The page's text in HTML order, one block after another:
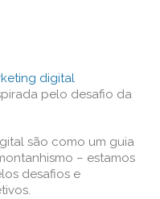
digital
pelo desafio da
são como um guia
– estamos
desafios e